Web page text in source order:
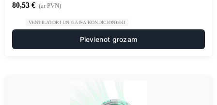
80,53 € (ar PVN)
VENTILATORI UN GAISA KONDICIONIERI
Pievienot grozam